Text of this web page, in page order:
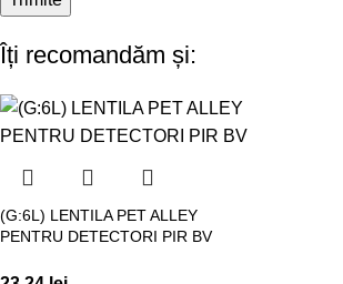
Îți recomandăm și:
(G:6L) LENTILA PET ALLEY
PENTRU DETECTORI PIR BV